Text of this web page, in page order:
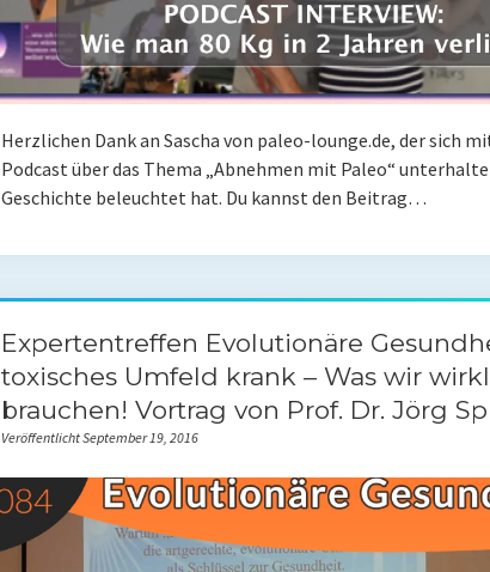
Herzlichen Dank an Sascha von paleo-lounge.de, der sich
Podcast über das Thema „Abnehmen mit Paleo“
Geschichte beleuchtet hat. Du kannst den Beitrag…
Expertentreffen Evolutionäre
toxisches Umfeld krank – Was wir
brauchen! Vortrag von Prof. Dr. Jörg
Veröffentlicht September 19, 2016